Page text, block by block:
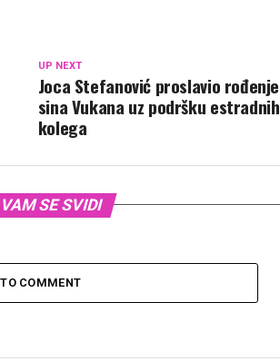
UP NEXT
Joca Stefanović proslavio rođenje
sina Vukana uz podršku estradnih
kolega
SE SVIDI
COMMENT